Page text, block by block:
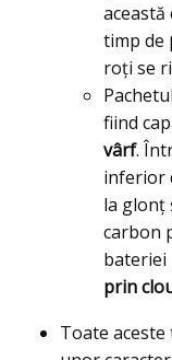
timp de
roți se
fiind
vârf.
inferior
la glonț
carbon
bateriei
prin
Toate